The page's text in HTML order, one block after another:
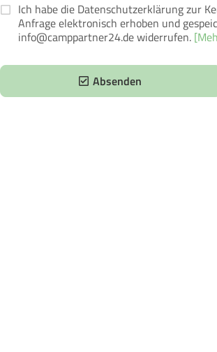
Ich habe die Datenschutzerklärung zur
Anfrage elektronisch erhoben und
info@camppartner24.de widerrufen.
Absenden